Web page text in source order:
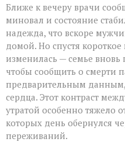
Ближе к вечеру врачи
миновал и состояние
надежда, что вскоре
домой. Но спустя короткое
изменилась — семье
чтобы сообщить о смерти
предварительным
сердца. Этот контраст
утратой особенно тяжело
которых день обернулся
переживаний.